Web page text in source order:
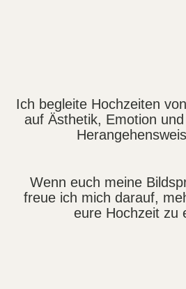
Ich begleite Hochzeiten
auf Ästhetik, Emotion
Wenn euch meine
freue ich mich darauf,
eure Hochzeit zu